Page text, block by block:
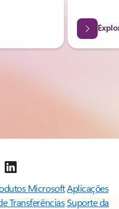
carrossel
organizações
MicrosoftAplicações
TransferênciasSuporte da